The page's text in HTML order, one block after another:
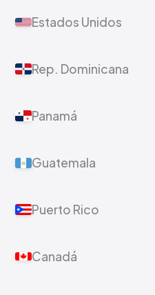
Estados Unidos
Rep. Dominicana
Panamá
Guatemala
Puerto Rico
Canadá